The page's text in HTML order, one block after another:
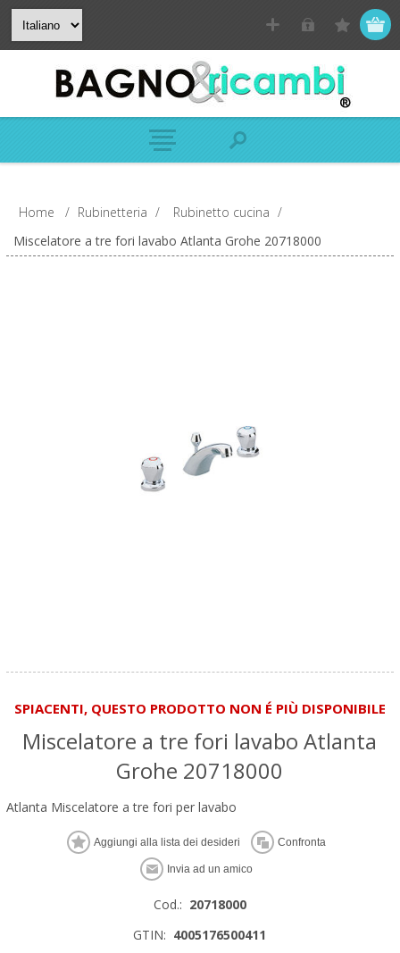
Home / Rubinetteria / Rubinetto cucina /
Miscelatore a tre fori lavabo Atlanta Grohe 20718000
SPIACENTI, QUESTO PRODOTTO NON É PIÙ DISPONIBILE
Miscelatore a tre fori lavabo Atlanta
Grohe 20718000
Atlanta Miscelatore a tre fori per lavabo
Cod.: 20718000
GTIN: 4005176500411